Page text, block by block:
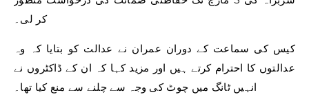
کر لی۔
کیس کی سماعت کے دوران عمران نے عدالت کو بتایا کہ وہ
عدالتوں کا احترام کرتے ہیں اور مزید کہا کہ ان کے ڈاکٹروں نے
انہیں ٹانگ میں چوٹ کی وجہ سے چلنے سے منع کیا تھا۔